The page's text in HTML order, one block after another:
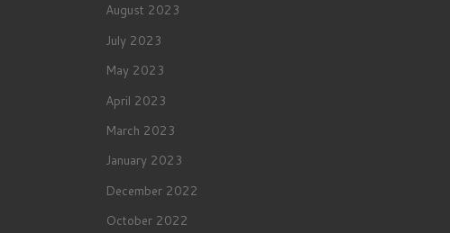
August 2023
July 2023
May 2023
April 2023
March 2023
January 2023
December 2022
October 2022